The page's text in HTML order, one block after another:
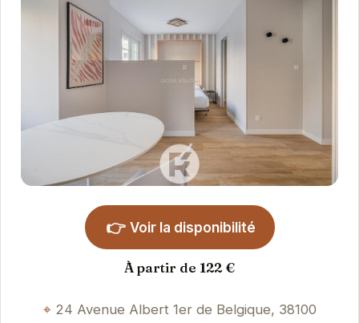
👉 Voir la disponibilité
À partir de 122 €
24 Avenue Albert 1er de Belgique, 38100